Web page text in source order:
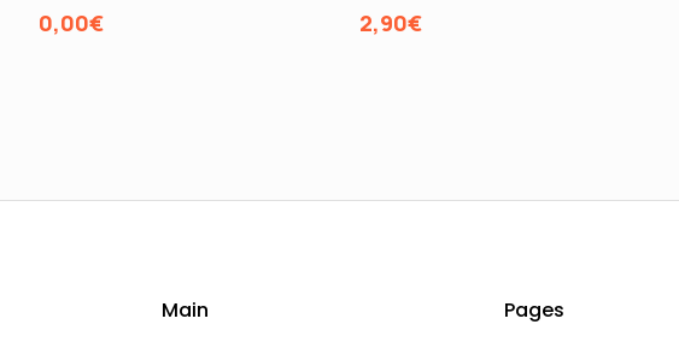
0,00€ 2,90€
Main Pages